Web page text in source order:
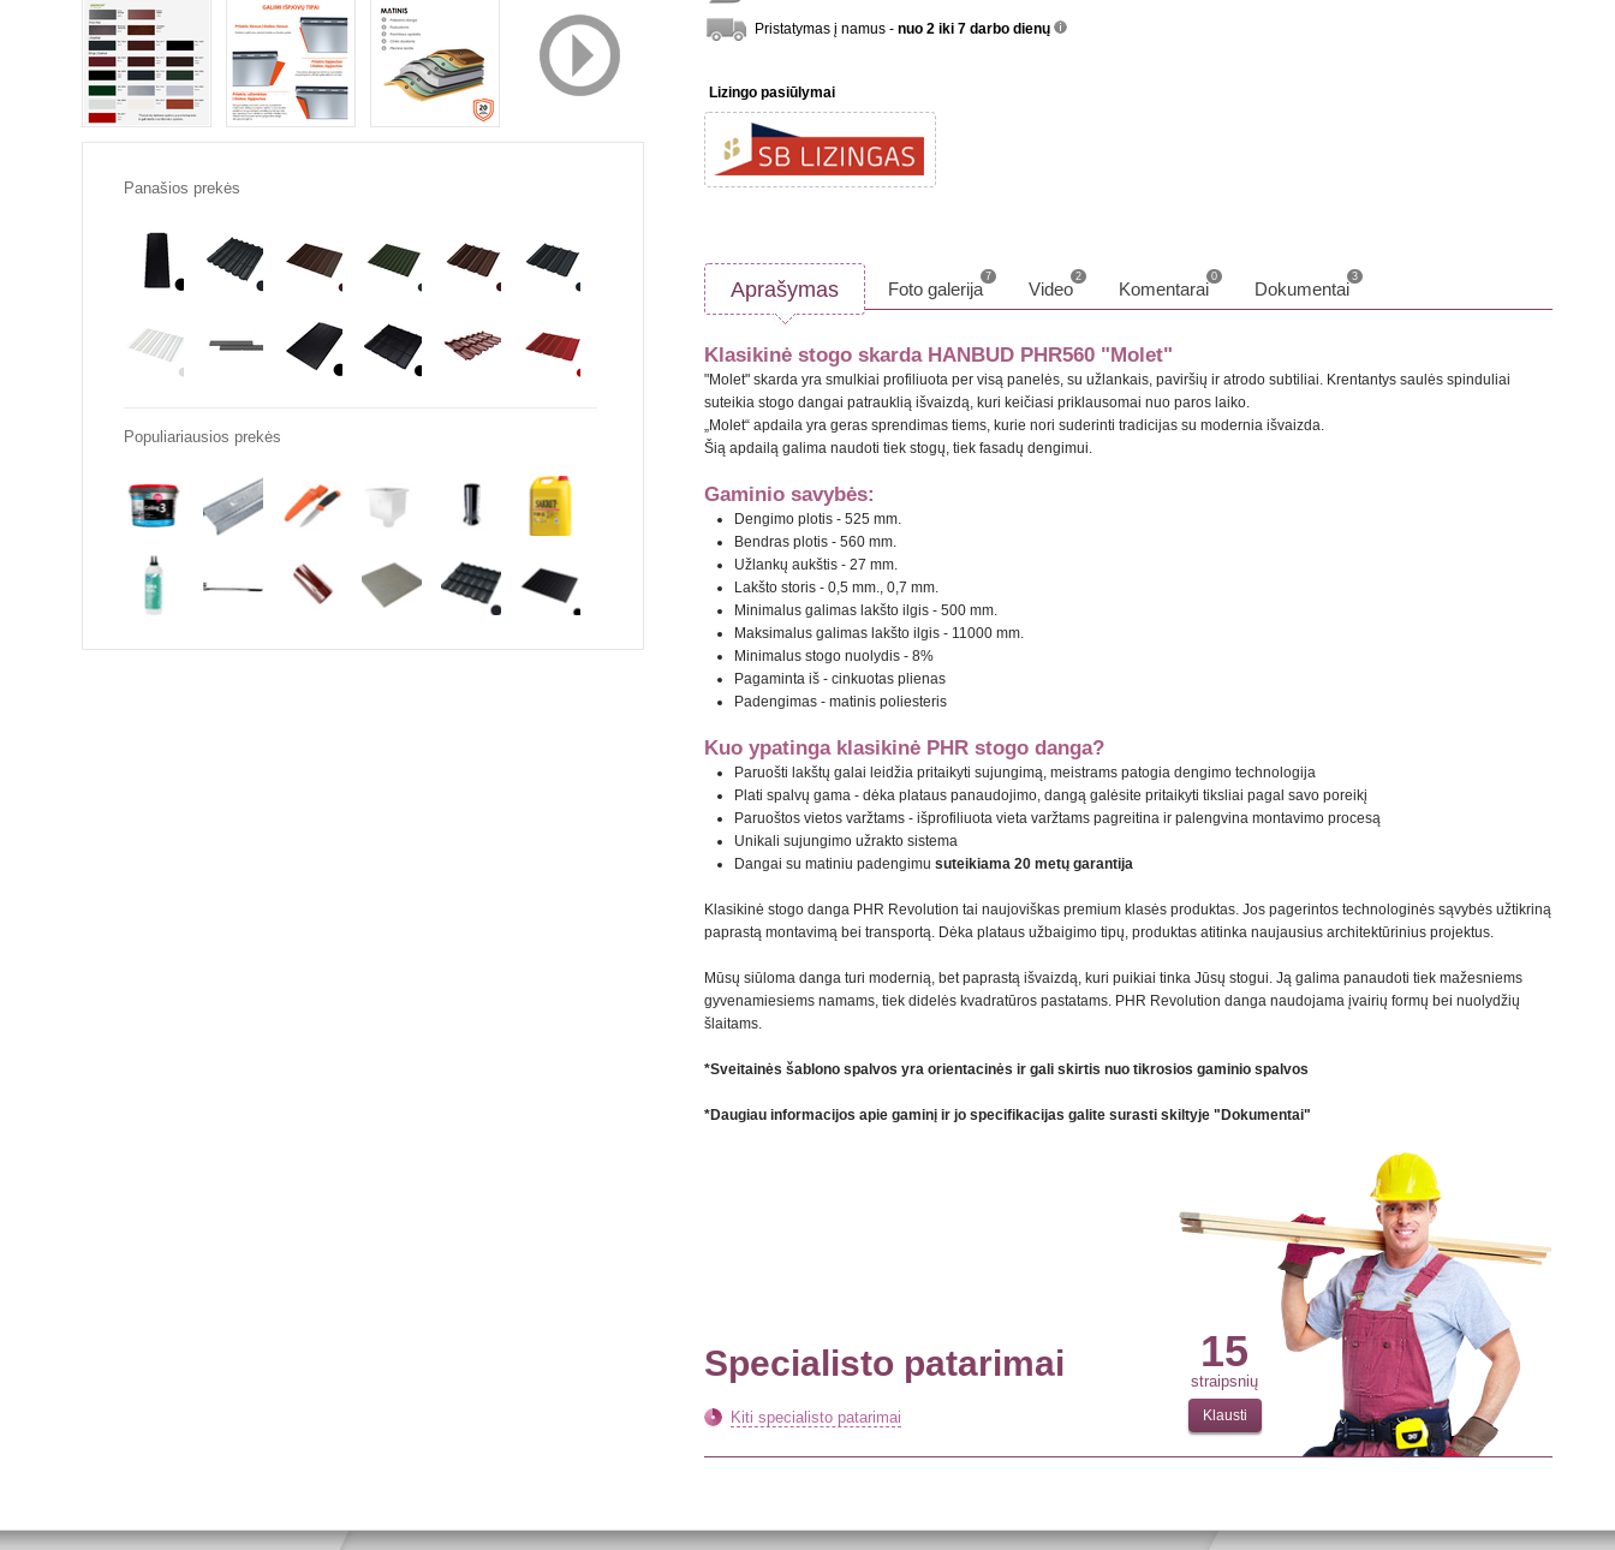
Pristatymas į namus - nuo 2 iki 7 darbo dienų
Lizingo pasiūlymai
Aprašymas Foto galerija
7
Video
2
Komentarai
0
Dokumentai
3
Klasikinė stogo skarda HANBUD PHR560 "Molet"
"Molet" skarda yra smulkiai profiliuota per visą panelės, su užlankais, paviršių ir atrodo subtiliai. Krentantys saulės spinduliai
suteikia stogo dangai patrauklią išvaizdą, kuri keičiasi priklausomai nuo paros laiko.
„Molet“ apdaila yra geras sprendimas tiems, kurie nori suderinti tradicijas su modernia išvaizda.
Šią apdailą galima naudoti tiek stogų, tiek fasadų dengimui.
Gaminio savybės:
Dengimo plotis - 525 mm.
Bendras plotis - 560 mm.
Užlankų aukštis - 27 mm.
Lakšto storis - 0,5 mm., 0,7 mm.
Minimalus galimas lakšto ilgis - 500 mm.
Maksimalus galimas lakšto ilgis - 11000 mm.
Minimalus stogo nuolydis - 8%
Pagaminta iš - cinkuotas plienas
Padengimas - matinis poliesteris
Kuo ypatinga klasikinė PHR stogo danga?
Paruošti lakštų galai leidžia pritaikyti sujungimą, meistrams patogia dengimo technologija
Plati spalvų gama - dėka plataus panaudojimo, dangą galėsite pritaikyti tiksliai pagal savo poreikį
Paruoštos vietos varžtams - išprofiliuota vieta varžtams pagreitina ir palengvina montavimo procesą
Unikali sujungimo užrakto sistema
Dangai su matiniu padengimu suteikiama 20 metų garantija
Klasikinė stogo danga PHR Revolution tai naujoviškas premium klasės produktas. Jos pagerintos technologinės sąvybės užtikriną
paprastą montavimą bei transportą. Dėka plataus užbaigimo tipų, produktas atitinka naujausius architektūrinius projektus.
Mūsų siūloma danga turi modernią, bet paprastą išvaizdą, kuri puikiai tinka Jūsų stogui. Ją galima panaudoti tiek mažesniems
gyvenamiesiems namams, tiek didelės kvadratūros pastatams. PHR Revolution danga naudojama įvairių formų bei nuolydžių
šlaitams.
*Sveitainės šablono spalvos yra orientacinės ir gali skirtis nuo tikrosios gaminio spalvos
*Daugiau informacijos apie gaminį ir jo specifikacijas galite surasti skiltyje "Dokumentai"
Specialisto patarimai
Kiti specialisto patarimai
15
straipsnių
Klausti
Panašios prekės
Populiariausios prekės